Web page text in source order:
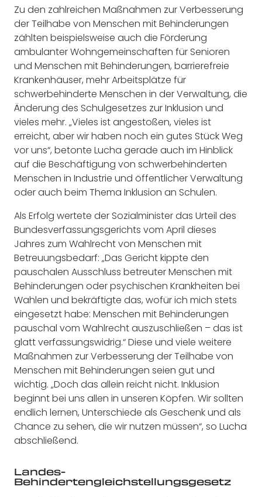
Zu den zahlreichen Maßnahmen zur Verbesserung
der Teilhabe von Menschen mit Behinderungen
zählten beispielsweise auch die Förderung
ambulanter Wohngemeinschaften für Senioren
und Menschen mit Behinderungen, barrierefreie
Krankenhäuser, mehr Arbeitsplätze für
schwerbehinderte Menschen in der Verwaltung, die
Änderung des Schulgesetzes zur Inklusion und
vieles mehr. „Vieles ist angestoßen, vieles ist
erreicht, aber wir haben noch ein gutes Stück Weg
vor uns“, betonte Lucha gerade auch im Hinblick
auf die Beschäftigung von schwerbehinderten
Menschen in Industrie und öffentlicher Verwaltung
oder auch beim Thema Inklusion an Schulen.
Als Erfolg wertete der Sozialminister das Urteil des
Bundesverfassungsgerichts vom April dieses
Jahres zum Wahlrecht von Menschen mit
Betreuungsbedarf: „Das Gericht kippte den
pauschalen Ausschluss betreuter Menschen mit
Behinderungen oder psychischen Krankheiten bei
Wahlen und bekräftigte das, wofür ich mich stets
eingesetzt habe: Menschen mit Behinderungen
pauschal vom Wahlrecht auszuschließen – das ist
glatt verfassungswidrig.“ Diese und viele weitere
Maßnahmen zur Verbesserung der Teilhabe von
Menschen mit Behinderungen seien gut und
wichtig. „Doch das allein reicht nicht. Inklusion
beginnt bei uns allen in unseren Köpfen. Wir sollten
endlich lernen, Unterschiede als Geschenk und als
Chance zu sehen, die wir nutzen müssen“, so Lucha
abschließend.
Landes-
Behindertengleichstellungsgesetz